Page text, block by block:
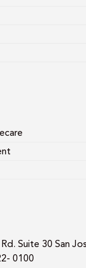
Suite 30 San
0100